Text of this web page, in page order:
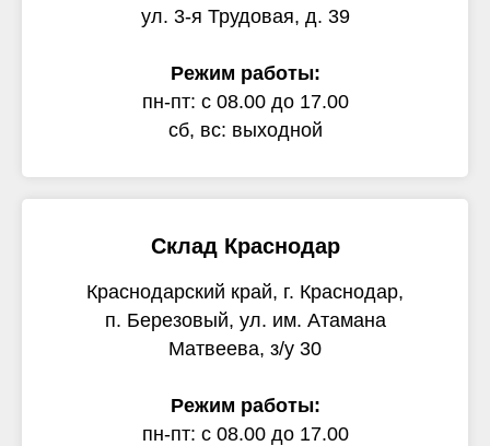
ул. 3-я Трудовая, д. 39
Режим работы:
пн-пт: с 08.00 до 17.00
сб, вс: выходной
Склад Краснодар
Краснодарский край, г. Краснодар,
п. Березовый, ул. им. Атамана
Матвеева, з/у 30
Режим работы:
пн-пт: с 08.00 до 17.00